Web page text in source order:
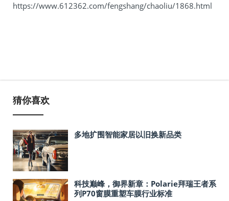
https://www.612362.com/fengshang/chaoliu/1868.html
猜你喜欢
多地扩围智能家居以旧换新品类
科技巅峰，御界新章：Polarie拜瑞王者系
列P70窗膜重塑车膜行业标准